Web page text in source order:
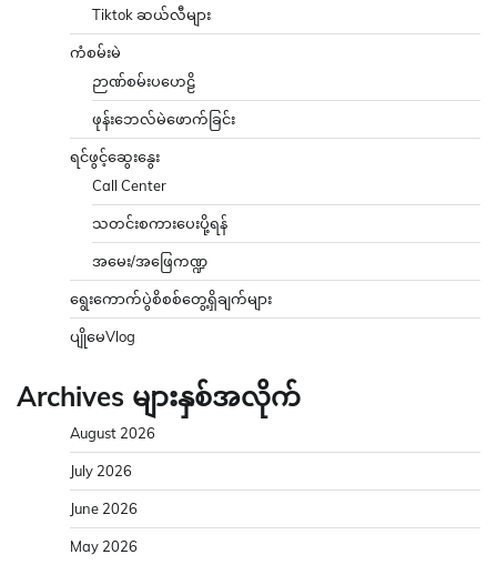
Tiktok ဆယ်လီများ
ကံစမ်းမဲ
ဉာဏ်စမ်းပဟေဠိ
ဖုန်းဘေလ်မဲဖောက်ခြင်း
ရင်ဖွင့်ဆွေးနွေး
Call Center
သတင်းစကားပေးပို့ရန်
အမေး/အဖြေကဏ္ဍ
ရွေးကောက်ပွဲစိစစ်တွေ့ရှိချက်များ
ပျိုမေVlog
Archives များနှစ်အလိုက်
August 2026
July 2026
June 2026
May 2026